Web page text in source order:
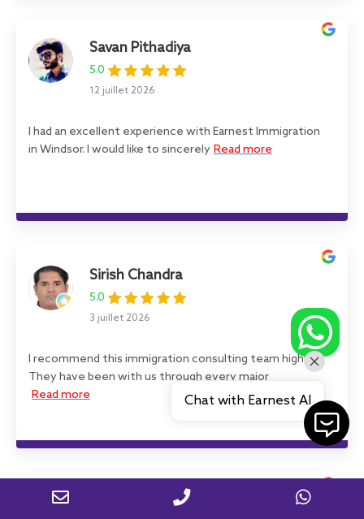
Savan Pithadiya
5.0
12 juillet 2026
I had an excellent experience with Earnest Immigration
in Windsor. I would like to sincerely Read more
Sirish Chandra
5.0
3 juillet 2026
I recommend this immigration consulting team highly!
They have been with us through every major
Read more
Parminder Singh
Chat with Earnest AI